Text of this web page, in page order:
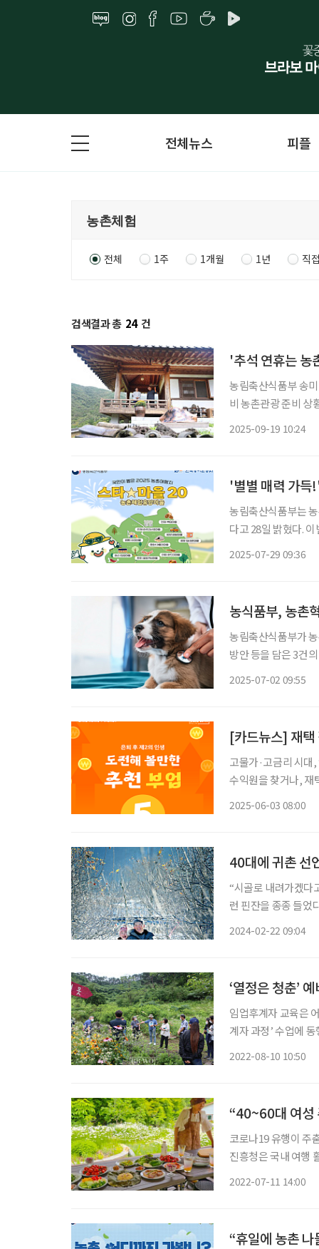
전체뉴스 피플
전체 1주 1개월 1년 직
검색결과 총 24 건
'추석 연휴는 농
농림축산식품부 송
비 농촌관광 준비 상
2025-09-19 10:24
'별별 매력 가득
농림축산식품부는
다고 28일 밝혔다.
2025-07-29 09:36
농식품부, 농촌
농림축산식품부가
방안 등을 담은 3건의 주요 정책을 발표했
2025-07-02 09:55
[카드뉴스] 재택
고물가·고금리 시대,
수익원을 찾거나, 재
2025-06-03 08:00
40대에 귀촌 선
“시골로 내려가겠다
런 핀잔을 종종 들었
2024-02-22 09:04
‘열정은 청춘’
임업후계자 교육은
계자 과정’ 수업에 동행했다. 미래산림연구소는 산림청 지정 전문
2022-08-10 10:50
“40~60대 여성
코로나19 유행이 주
진흥청은 국내 여행
2022-07-11 14:00
“휴일에 농촌